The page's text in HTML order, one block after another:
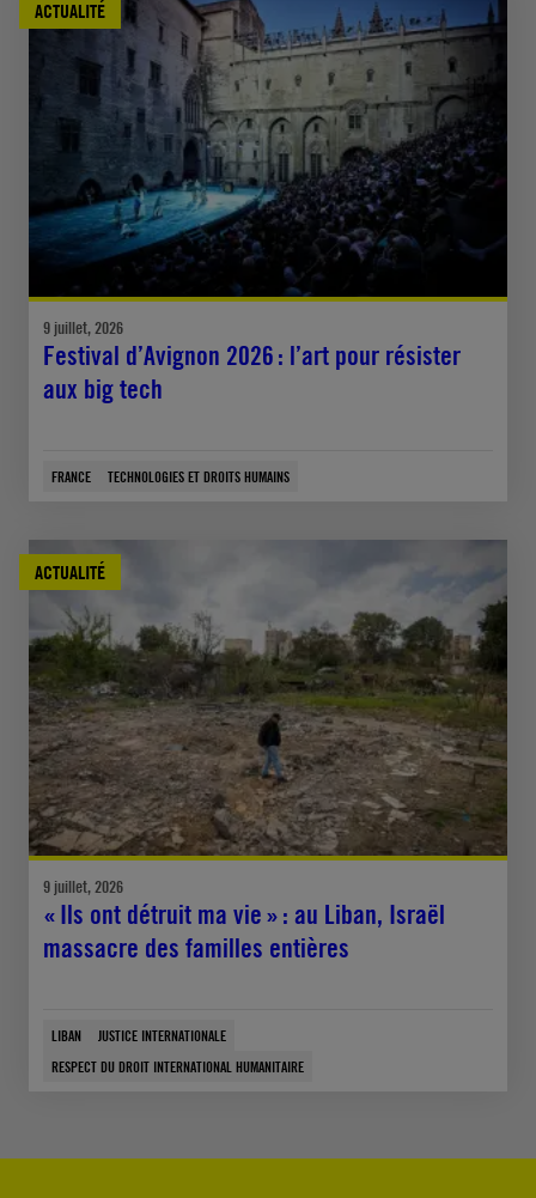
ACTUALITÉ
9 juillet, 2026
Festival d’Avignon 2026 : l’art pour résister
aux big tech
FRANCE TECHNOLOGIES ET DROITS HUMAINS
ACTUALITÉ
9 juillet, 2026
« Ils ont détruit ma vie » : au Liban, Israël
massacre des familles entières
LIBAN
JUSTICE INTERNATIONALE
RESPECT DU DROIT INTERNATIONAL HUMANITAIRE